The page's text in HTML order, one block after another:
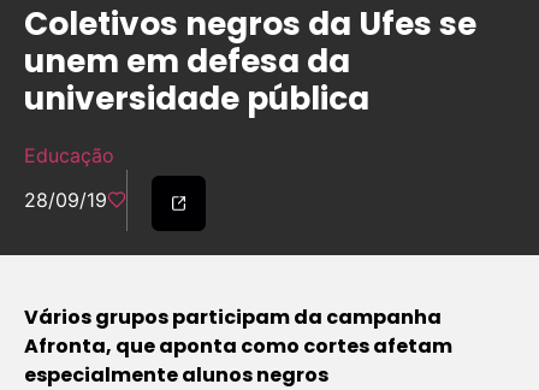
Coletivos negros da Ufes se
unem em defesa da
universidade pública
Educação
28/09/19
Vários grupos participam da campanha
Afronta, que aponta como cortes afetam
especialmente alunos negros